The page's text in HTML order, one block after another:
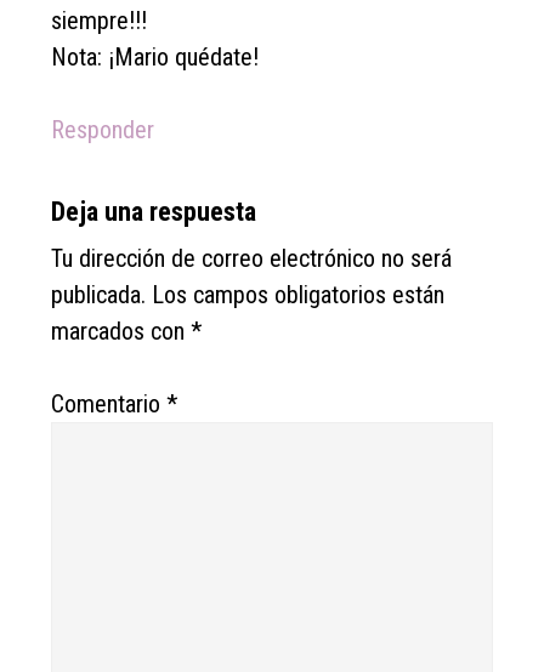
siempre!!!
Nota: ¡Mario quédate!
Responder
Deja una respuesta
Tu dirección de correo electrónico no será
publicada. Los campos obligatorios están
marcados con*
Comentario*